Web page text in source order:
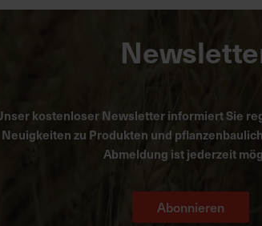
kostenloser Newsletter informiert Sie
Neuigkeiten zu Produkten und
Abmeldung ist jederzeit
Abonnieren